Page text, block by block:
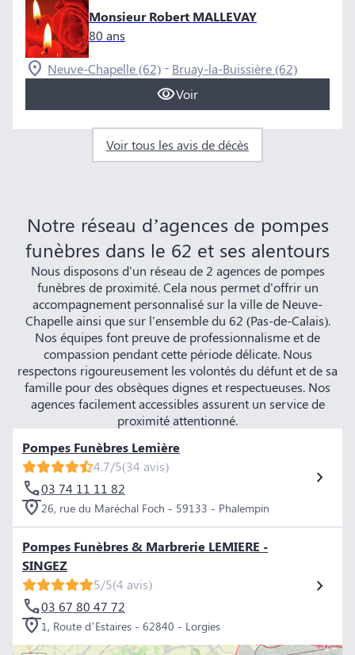
Monsieur Robert MALLEVAY
80 ans
Neuve-Chapelle (62) - Bruay-la-Buissière (62)
Voir
Voir tous les avis de décès
Notre réseau d’agences de pompes
funèbres dans le 62 et ses alentours
Nous disposons d'un réseau de 2 agences de pompes
funèbres de proximité. Cela nous permet d'offrir un
accompagnement personnalisé sur la ville de Neuve-
Chapelle ainsi que sur l'ensemble du 62 (Pas-de-Calais).
Nos équipes font preuve de professionnalisme et de
compassion pendant cette période délicate. Nous
respectons rigoureusement les volontés du défunt et de sa
famille pour des obsèques dignes et respectueuses. Nos
agences facilement accessibles assurent un service de
proximité attentionné.
Pompes Funèbres Lemière
4.7/5(34 avis)
03 74 11 11 82
26, rue du Maréchal Foch - 59133 - Phalempin
Pompes Funèbres & Marbrerie LEMIERE -
SINGEZ
5/5(4 avis)
03 67 80 47 72
1, Route d’Estaires - 62840 - Lorgies